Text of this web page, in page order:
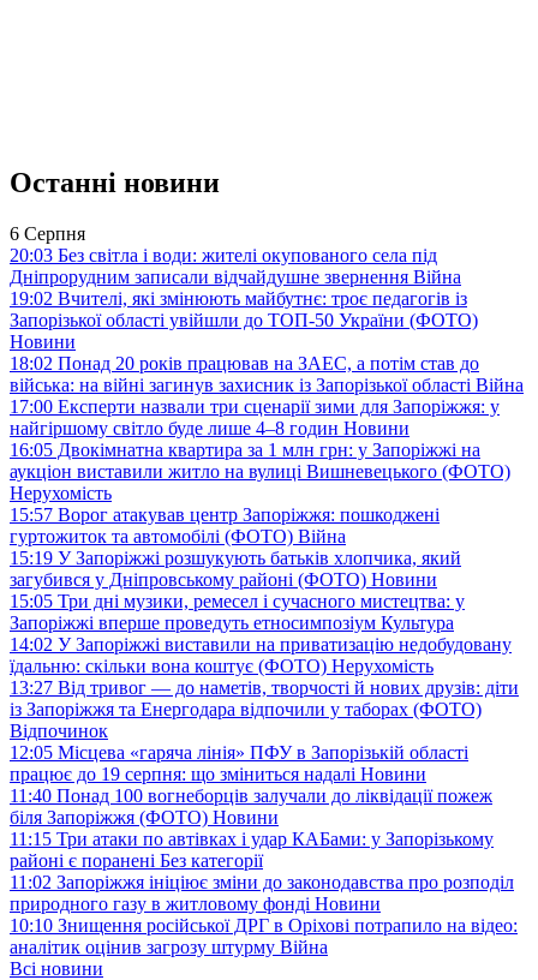
Останні новини
6 Серпня
20:03 Без світла і води: жителі окупованого села під
Дніпрорудним записали відчайдушне звернення Війна
19:02 Вчителі, які змінюють майбутнє: троє педагогів із
Запорізької області увійшли до ТОП-50 України (ФОТО)
Новини
18:02 Понад 20 років працював на ЗАЕС, а потім став до
війська: на війні загинув захисник із Запорізької області Війна
17:00 Експерти назвали три сценарії зими для Запоріжжя: у
найгіршому світло буде лише 4–8 годин Новини
16:05 Двокімнатна квартира за 1 млн грн: у Запоріжжі на
аукціон виставили житло на вулиці Вишневецького (ФОТО)
Нерухомість
15:57 Ворог атакував центр Запоріжжя: пошкоджені
гуртожиток та автомобілі (ФОТО) Війна
15:19 У Запоріжжі розшукують батьків хлопчика, який
загубився у Дніпровському районі (ФОТО) Новини
15:05 Три дні музики, ремесел і сучасного мистецтва: у
Запоріжжі вперше проведуть етносимпозіум Культура
14:02 У Запоріжжі виставили на приватизацію недобудовану
їдальню: скільки вона коштує (ФОТО) Нерухомість
13:27 Від тривог — до наметів, творчості й нових друзів: діти
із Запоріжжя та Енергодара відпочили у таборах (ФОТО)
Відпочинок
12:05 Місцева «гаряча лінія» ПФУ в Запорізькій області
працює до 19 серпня: що зміниться надалі Новини
11:40 Понад 100 вогнеборців залучали до ліквідації пожеж
біля Запоріжжя (ФОТО) Новини
11:15 Три атаки по автівках і удар КАБами: у Запорізькому
районі є поранені Без категорії
11:02 Запоріжжя ініціює зміни до законодавства про розподіл
природного газу в житловому фонді Новини
10:10 Знищення російської ДРГ в Оріхові потрапило на відео:
аналітик оцінив загрозу штурму Війна
Всі новини